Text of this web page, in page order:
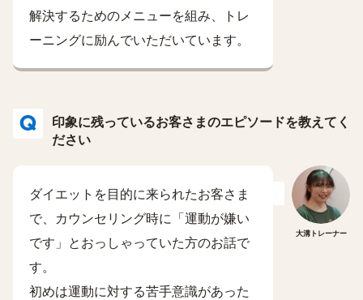
解決するためのメニューを組み、トレ
ーニングに励んでいただいています。
印象に残っているお客さまのエピソードを教えてく
ださい
大溝トレーナー
ダイエットを目的に来られたお客さま
で、カウンセリング時に「運動が嫌い
です」とおっしゃっていた方のお話で
す。
初めは運動に対する苦手意識があった